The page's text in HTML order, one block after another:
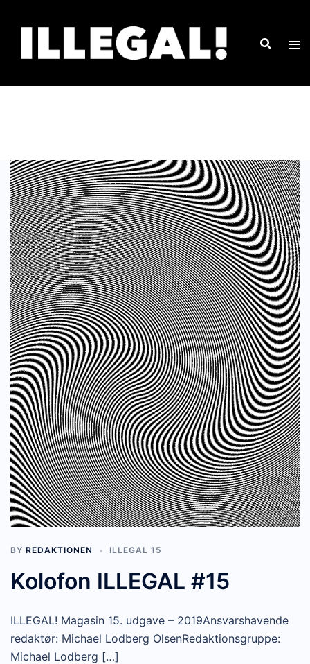
BY REDAKTIONEN ILLEGAL 15
Kolofon ILLEGAL #15
ILLEGAL! Magasin 15. udgave – 2019Ansvarshavende
redaktør: Michael Lodberg OlsenRedaktionsgruppe:
Michael Lodberg […]